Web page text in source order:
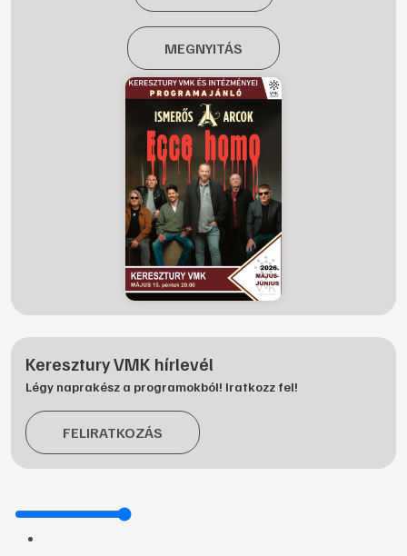
MEGNYITÁS
Keresztury VMK hírlevél
Légy naprakész a programokból! Iratkozz fel!
FELIRATKOZÁS